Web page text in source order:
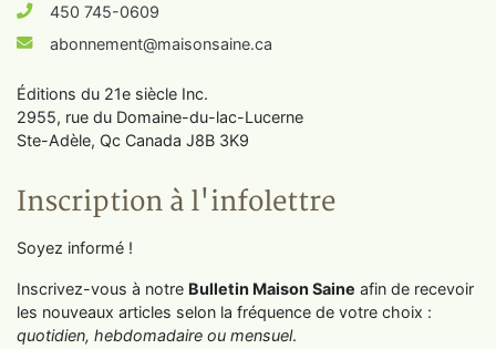
450 745-0609
abonnement@maisonsaine.ca
Éditions du 21e siècle Inc.
2955, rue du Domaine-du-lac-Lucerne
Ste-Adèle, Qc Canada J8B 3K9
Inscription à l'infolettre
Soyez informé !
Inscrivez-vous à notre Bulletin Maison Saine afin de recevoir
les nouveaux articles selon la fréquence de votre choix :
quotidien, hebdomadaire ou mensuel.